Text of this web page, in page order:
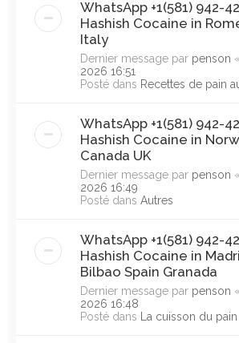
WhatsApp +1(581) 942-
Hashish Cocaine in
Italy
Dernier message par penson
2026 16:51
Posté dans Recettes de pain
WhatsApp +1(581) 942-
Hashish Cocaine in
Canada UK
Dernier message par penson
2026 16:49
Posté dans Autres
WhatsApp +1(581) 942-
Hashish Cocaine in
Bilbao Spain Granada
Dernier message par penson
2026 16:48
Posté dans La cuisson du pain